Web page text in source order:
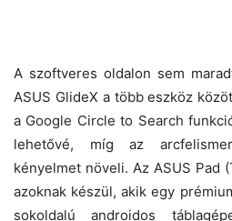
A szoftveres oldalon sem
ASUS GlideX a több eszköz
a Google Circle to Search
lehetővé, míg az
kényelmet növeli. Az ASUS Pad
azoknak készül, akik egy
sokoldalú androidos